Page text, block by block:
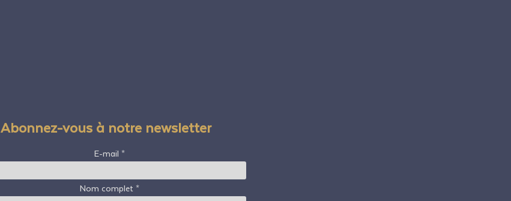
Abonnez-vous à notre newsletter
E-mail
Nom complet